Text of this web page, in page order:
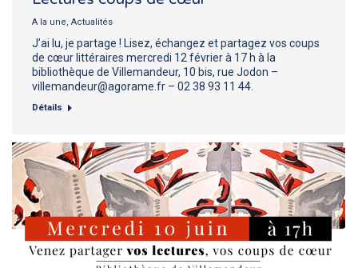
A la une, Actualités
J’ai lu, je partage ! Lisez, échangez et partagez vos coups
de cœur littéraires mercredi 12 février à 17 h à la
bibliothèque de Villemandeur, 10 bis, rue Jodon –
villemandeur@agorame.fr – 02 38 93 11 44.
Détails